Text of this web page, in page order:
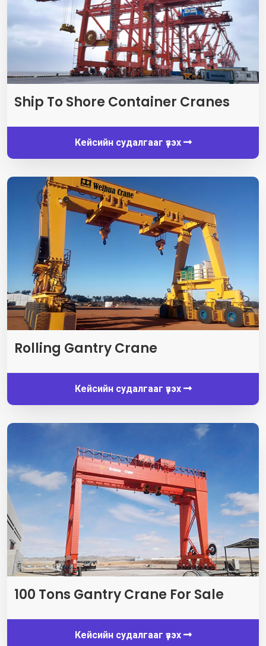
Ship To Shore Container Cranes
Кейсийн судалгааг үзэх
Rolling Gantry Crane
Кейсийн судалгааг үзэх
100 Tons Gantry Crane For Sale
Кейсийн судалгааг үзэх